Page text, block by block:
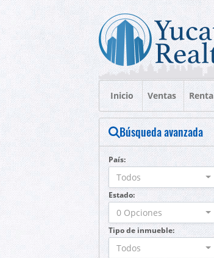
Inicio Ventas Renta
Búsqueda avanzada
País:
Todos
Estado:
0 Opciones
Tipo de inmueble:
Todos